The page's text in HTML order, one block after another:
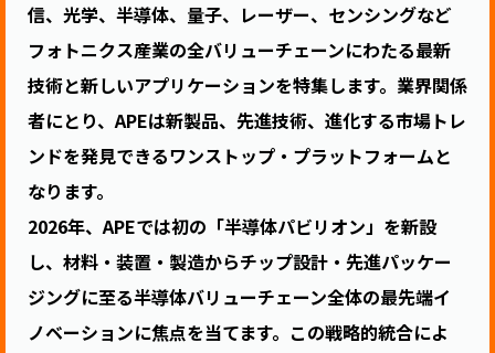
信、光学、半導体、量子、レーザー、センシングなど
フォトニクス産業の全バリューチェーンにわたる最新
技術と新しいアプリケーションを特集します。業界関係
者にとり、APEは新製品、先進技術、進化する市場トレ
ンドを発見できるワンストップ・プラットフォームと
なります。
2026年、APEでは初の「半導体パビリオン」を新設
し、材料・装置・製造からチップ設計・先進パッケー
ジングに至る半導体バリューチェーン全体の最先端イ
ノベーションに焦点を当てます。この戦略的統合によ